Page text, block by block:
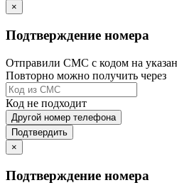
×
Подтверждение номера
Отправили СМС с кодом на
Повторно можно получить через
Код не подходит
Другой номер телефона
Подтвердить
×
Подтверждение номера